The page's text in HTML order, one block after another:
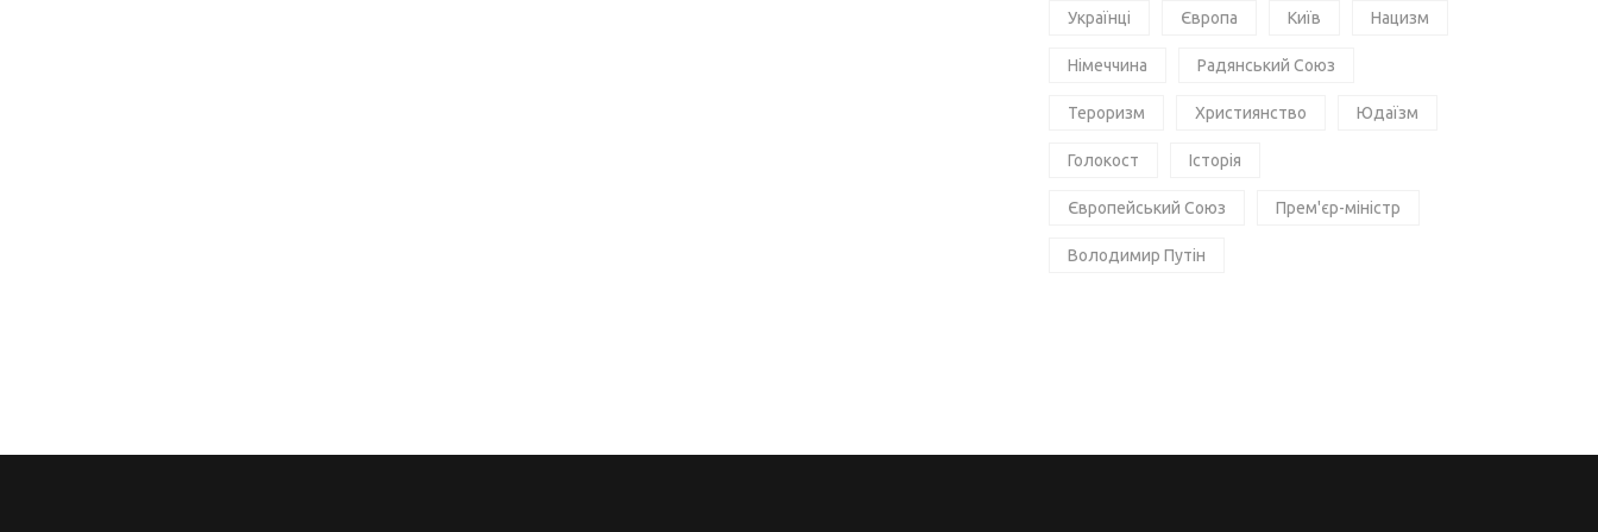
Українці Європа Київ Нацизм
Німеччина Радянський Союз
Тероризм Християнство Юдаїзм
Голокост Історія
Європейський Союз Прем'єр-міністр
Володимир Путін